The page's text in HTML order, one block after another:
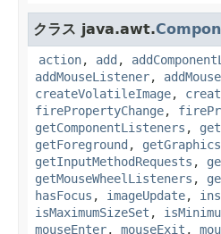
クラス java.awt.
action, add ,
addMouseListener,
createVolatileImage,
firePropertyChange,
getComponentListeners ,
getForeground ,
getInputMethodRequests ,
getMouseWheelListeners ,
hasFocus , imageUpdate,
isMaximumSizeSet ,
mouseEnter, mouseExit ,